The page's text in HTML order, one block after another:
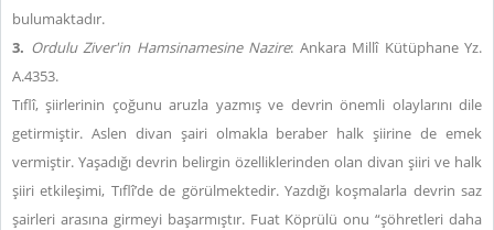
bulumaktadır.
3. Ordulu Ziver'in Hamsinamesine Nazire: Ankara Millî Kütüphane Yz.
A.4353.
Tıflî, şiirlerinin çoğunu aruzla yazmış ve devrin önemli olaylarını dile
getirmiştir. Aslen divan şairi olmakla beraber halk şiirine de emek
vermiştir. Yaşadığı devrin belirgin özelliklerinden olan divan şiiri ve halk
şiiri etkileşimi, Tıflî’de de görülmektedir. Yazdığı koşmalarla devrin saz
şairleri arasına girmeyi başarmıştır. Fuat Köprülü onu “şöhretleri daha